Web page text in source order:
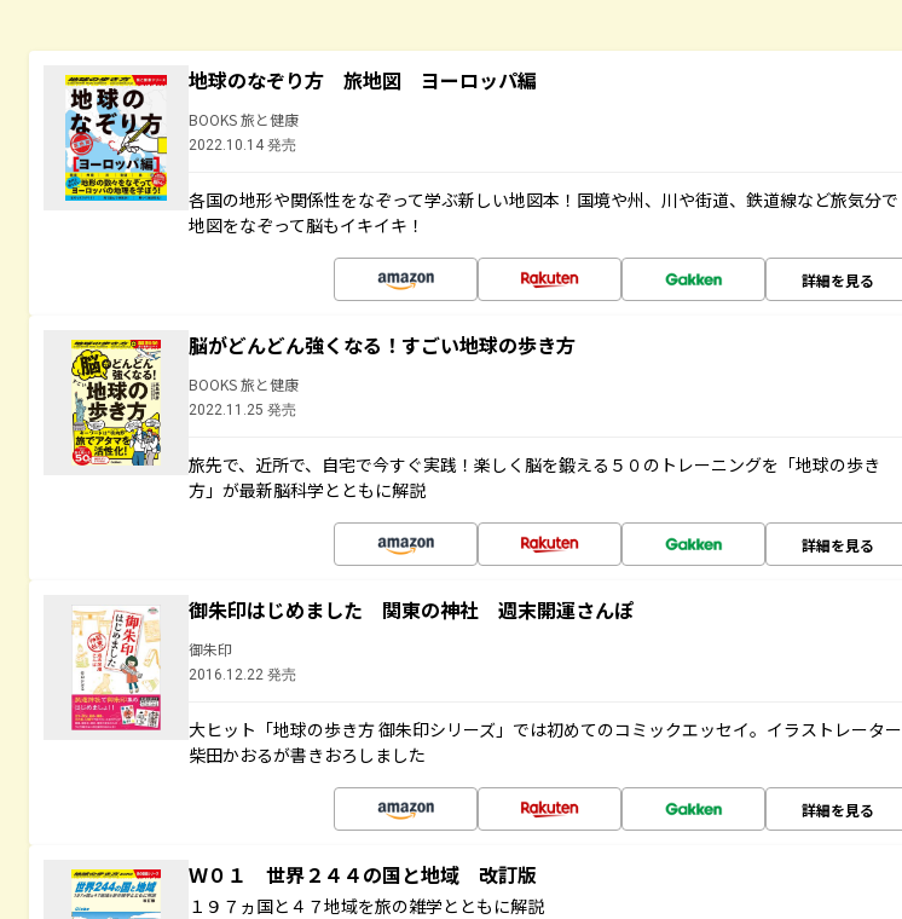
地球のなぞり方 旅地図 ヨーロッパ編
BOOKS 旅と健康
2022.10.14 発売
各国の地形や関係性をなぞって学ぶ新しい地図本！国境や州、川や街道、鉄道線など旅気分で
地図をなぞって脳もイキイキ！
詳細を見る
脳がどんどん強くなる！すごい地球の歩き方
BOOKS 旅と健康
2022.11.25 発売
旅先で、近所で、自宅で今すぐ実践！楽しく脳を鍛える５０のトレーニングを「地球の歩き
方」が最新脳科学とともに解説
詳細を見る
御朱印はじめました 関東の神社 週末開運さんぽ
御朱印
2016.12.22 発売
大ヒット「地球の歩き方 御朱印シリーズ」では初めてのコミックエッセイ。イラストレーター
柴田かおるが書きおろしました
詳細を見る
Ｗ０１ 世界２４４の国と地域 改訂版
１９７ヵ国と４７地域を旅の雑学とともに解説